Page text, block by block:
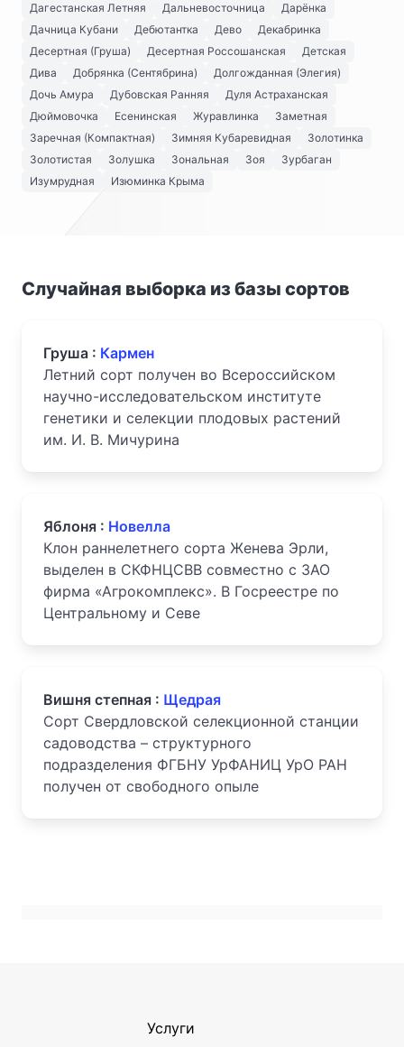
Дагестанская Летняя
Дальневосточница
Дарёнка
Дачница Кубани
Дебютантка Дево
Декабринка
Десертная (Груша)
Десертная Россошанская
Детская
Дива
Добрянка (Сентябрина)
Долгожданная (Элегия)
Дочь Амура
Дубовская Ранняя
Дуля Астраханская
Дюймовочка
Есенинская Журавлинка
Заметная
Заречная (Компактная)
Зимняя Кубаревидная
Золотинка
Золотистая
Золушка Зональная Зоя
Зурбаган
Изумрудная
Изюминка Крыма
Случайная выборка из базы сортов
Груша : Кармен
Летний сорт получен во Всероссийском
научно-исследовательском институте
генетики и селекции плодовых растений
им. И. В. Мичурина
Яблоня : Новелла
Клон раннелетнего сорта Женева Эрли,
выделен в СКФНЦСВВ совместно с ЗАО
фирма «Агрокомплекс». В Госреестре по
Центральному и Севе
Вишня степная : Щедрая
Сорт Свердловской селекционной станции
садоводства – структурного
подразделения ФГБНУ УрФАНИЦ УрО РАН
получен от свободного опыле
Услуги